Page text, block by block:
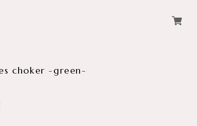
choker -green-